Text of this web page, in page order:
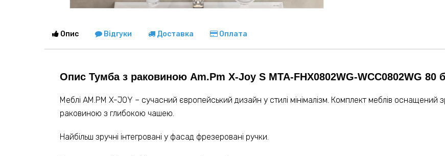
Опис Відгуки Доставка Оплата
Опис Тумба з раковиною Am.Pm X-Joy S MTA-FHX0802WG-WCC0802WG 80
Меблі AM.PM X-JOY – сучасний європейський дизайн у стилі мінімалізм. Комплект меблів
раковиною з глибокою чашею.
Найбільш зручні інтегровані у фасад фрезеровані ручки.